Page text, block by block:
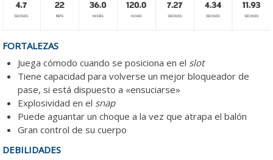
FORTALEZAS
Juega cómodo cuando se posiciona en el slot
Tiene capacidad para volverse un mejor bloqueador de
pase, si está dispuesto a «ensuciarse»
Explosividad en el snap
Puede aguantar un choque a la vez que atrapa el balón
Gran control de su cuerpo
DEBILIDADES